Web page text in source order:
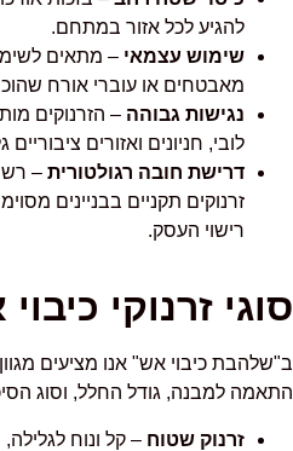
להגיע לכל אזור במתחם.
שימוש עצמאי – מתאים
מאבטחים או עוברי אורח
נגישות גבוהה – הזרנוקים
לובי, חניונים ואזורים ציבוריים
דרישת חובה רגולטורית –
זרנוקים תקניים בבניינים
רישוי העסק.
סוגי זרנוקי
ב"שלהבת כיבוי אש" אנו מציעים
התאמה למבנה, גודל החלל, וסוג
זרנוק שטוח – קל ונוח